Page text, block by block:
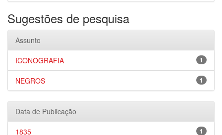
Sugestões de pesquisa
Assunto
1
ICONOGRAFIA
1
NEGROS
Data de Publicação
1
1835